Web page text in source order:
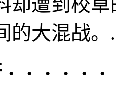
的大混战
· · · · ·